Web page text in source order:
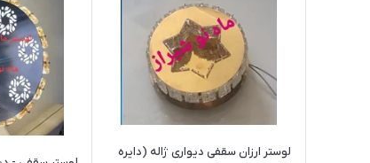
لوستر ارزان سقفی دیواری ژاله (دایره